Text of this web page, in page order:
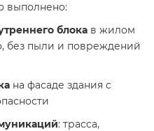
выполнено:
блока в жилом
без пыли и повреждений
на фасаде здания с
: трасса,